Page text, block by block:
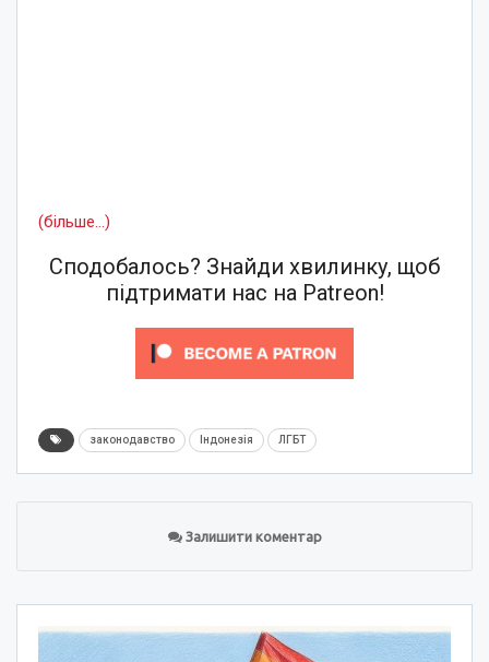
(більше…)
Сподобалось? Знайди хвилинку, щоб
підтримати нас на Patreon!
законодавство Індонезія ЛГБТ
Залишити коментар